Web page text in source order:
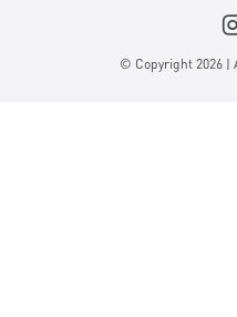
© Copyright 2026 |